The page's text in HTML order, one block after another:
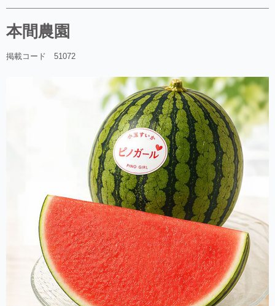
本間農園
掲載コード 51072